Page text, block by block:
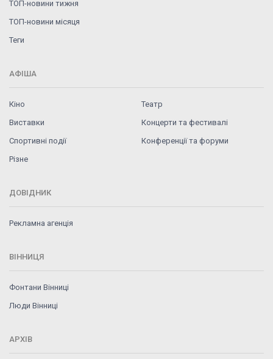
ТОП-новини тижня
ТОП-новини місяця
Теги
АФІША
Кіно
Театр
Виставки
Концерти та фестивалі
Спортивні події
Конференції та форуми
Різне
ДОВІДНИК
Рекламна агенція
ВІННИЦЯ
Фонтани Вінниці
Люди Вінниці
АРХІВ